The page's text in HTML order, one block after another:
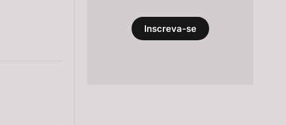
Inscreva-se